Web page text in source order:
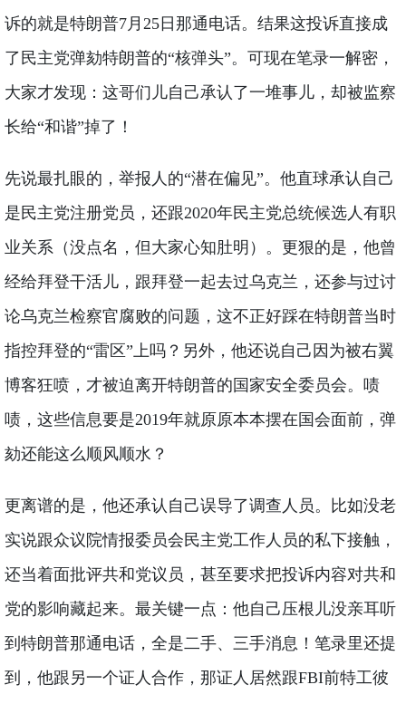
诉的就是特朗普7月25日那通电话。结果这投诉直接成
了民主党弹劾特朗普的“核弹头”。可现在笔录一解密，
大家才发现：这哥们儿自己承认了一堆事儿，却被监察
长给“和谐”掉了！
先说最扎眼的，举报人的“潜在偏见”。他直球承认自己
是民主党注册党员，还跟2020年民主党总统候选人有职
业关系（没点名，但大家心知肚明）。更狠的是，他曾
经给拜登干活儿，跟拜登一起去过乌克兰，还参与过讨
论乌克兰检察官腐败的问题，这不正好踩在特朗普当时
指控拜登的“雷区”上吗？另外，他还说自己因为被右翼
博客狂喷，才被迫离开特朗普的国家安全委员会。啧
啧，这些信息要是2019年就原原本本摆在国会面前，弹
劾还能这么顺风顺水？
更离谱的是，他还承认自己误导了调查人员。比如没老
实说跟众议院情报委员会民主党工作人员的私下接触，
还当着面批评共和党议员，甚至要求把投诉内容对共和
党的影响藏起来。最关键一点：他自己压根儿没亲耳听
到特朗普那通电话，全是二手、三手消息！笔录里还提
到，他跟另一个证人合作，那证人居然跟FBI前特工彼